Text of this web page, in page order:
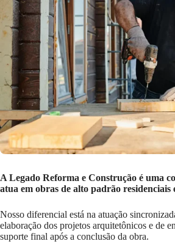
A Legado Reforma e Construção é uma
atua em obras de alto padrão residenciais
Nosso diferencial está na atuação
elaboração dos projetos arquitetônicos e de
suporte final após a conclusão da obra.